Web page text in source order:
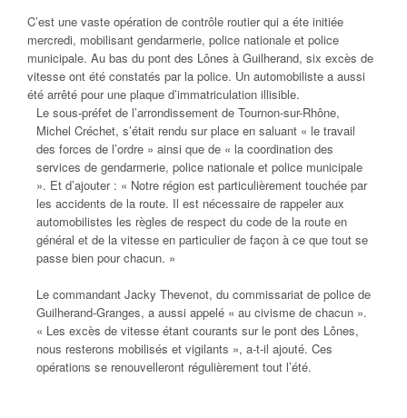
C’est une vaste opération de contrôle routier qui a éte initiée
mercredi, mobilisant gendarmerie, police nationale et police
municipale. Au bas du pont des Lônes à Guilherand, six excès de
vitesse ont été constatés par la police. Un automobiliste a aussi
été arrêté pour une plaque d’immatriculation illisible.
Le sous-préfet de l’arrondissement de Tournon-sur-Rhône,
Michel Créchet, s’était rendu sur place en saluant « le travail
des forces de l’ordre » ainsi que de « la coordination des
services de gendarmerie, police nationale et police municipale
». Et d’ajouter : « Notre région est particulièrement touchée par
les accidents de la route. Il est nécessaire de rappeler aux
automobilistes les règles de respect du code de la route en
général et de la vitesse en particulier de façon à ce que tout se
passe bien pour chacun. »
Le commandant Jacky Thevenot, du commissariat de police de
Guilherand-Granges, a aussi appelé « au civisme de chacun ».
« Les excès de vitesse étant courants sur le pont des Lônes,
nous resterons mobilisés et vigilants », a-t-il ajouté. Ces
opérations se renouvelleront régulièrement tout l’été.